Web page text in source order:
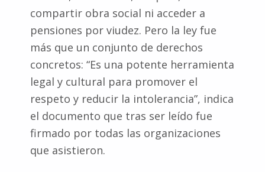
compartir obra social ni acceder a
pensiones por viudez. Pero la ley fue
más que un conjunto de derechos
concretos: “Es una potente herramienta
legal y cultural para promover el
respeto y reducir la intolerancia”, indica
el documento que tras ser leído fue
firmado por todas las organizaciones
que asistieron.